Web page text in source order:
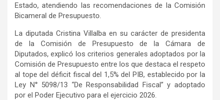
Estado, atendiendo las recomendaciones de la Comisión
Bicameral de Presupuesto.
La diputada Cristina Villalba en su carácter de presidenta
de la Comisión de Presupuesto de la Cámara de
Diputados, explicó los criterios generales adoptados por la
Comisión de Presupuesto entre los que destaca el respeto
al tope del déficit fiscal del 1,5% del PIB, establecido por la
Ley N° 5098/13 “De Responsabilidad Fiscal” y adoptado
por el Poder Ejecutivo para el ejercicio 2026.